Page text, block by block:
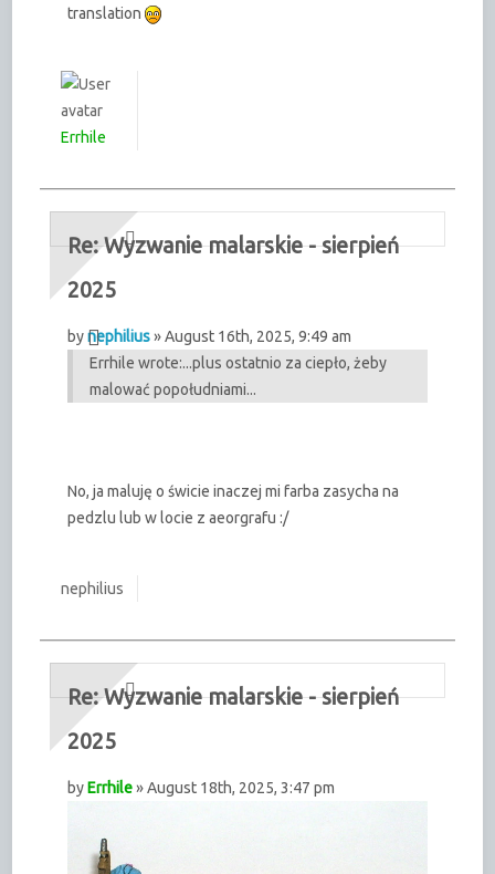
translation
Errhile
Re: Wyzwanie malarskie - sierpień
2025
bynephilius» August 16th, 2025, 9:49 am
Errhile wrote:...plus ostatnio za ciepło, żeby
malować popołudniami...
No, ja maluję o świcie inaczej mi farba zasycha na
pedzlu lub w locie z aeorgrafu :/
nephilius
Re: Wyzwanie malarskie - sierpień
2025
byErrhile» August 18th, 2025, 3:47 pm